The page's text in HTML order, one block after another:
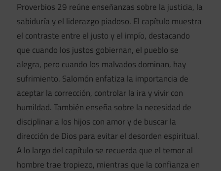
Proverbios 29 reúne enseñanzas sobre la justicia, la
sabiduría y el liderazgo piadoso. El capítulo muestra
el contraste entre el justo y el impío, destacando
que cuando los justos gobiernan, el pueblo se
alegra, pero cuando los malvados dominan, hay
sufrimiento. Salomón enfatiza la importancia de
aceptar la corrección, controlar la ira y vivir con
humildad. También enseña sobre la necesidad de
disciplinar a los hijos con amor y de buscar la
dirección de Dios para evitar el desorden espiritual.
A lo largo del capítulo se recuerda que el temor al
hombre trae tropiezo, mientras que la confianza en